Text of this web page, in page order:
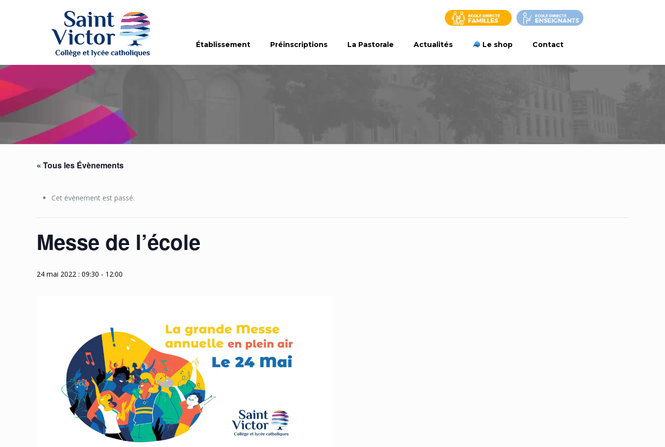
Établissement Préinscriptions La Pastorale Actualités Le shop Contact
« Tous les Évènements
Cet évènement est passé.
Messe de l’école
24 mai 2022 : 09:30 - 12:00